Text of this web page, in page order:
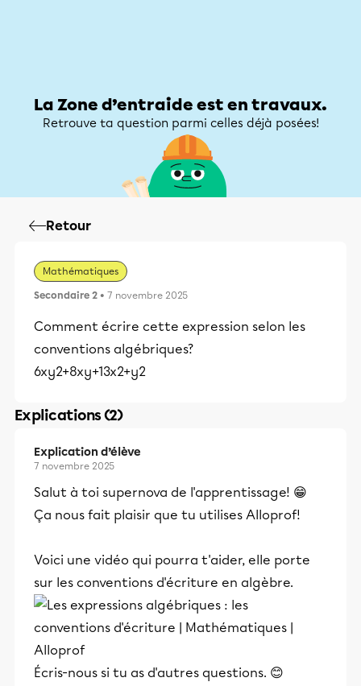
La Zone d’entraide est en travaux.
Retrouve ta question parmi celles déjà posées!
Retour
Mathématiques
Secondaire 2 • 7 novembre 2025
Comment écrire cette expression selon les
conventions algébriques?
6xy2+8xy+13x2+y2
Explications (2)
Explication d’élève
7 novembre 2025
Salut à toi supernova de l'apprentissage! 😁
Ça nous fait plaisir que tu utilises Alloprof!
Voici une vidéo qui pourra t'aider, elle porte
sur les conventions d'écriture en algèbre.
Écris-nous si tu as d'autres questions. 😊